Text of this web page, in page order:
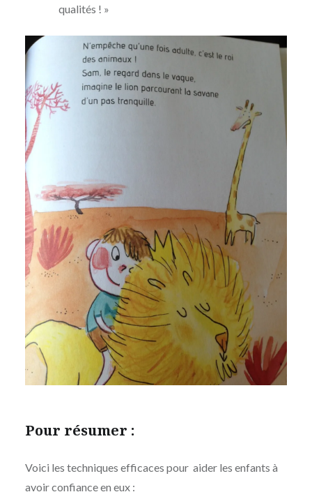
qualités ! »
Pour résumer :
Voici les techniques efficaces pour aider les enfants à
avoir confiance en eux :